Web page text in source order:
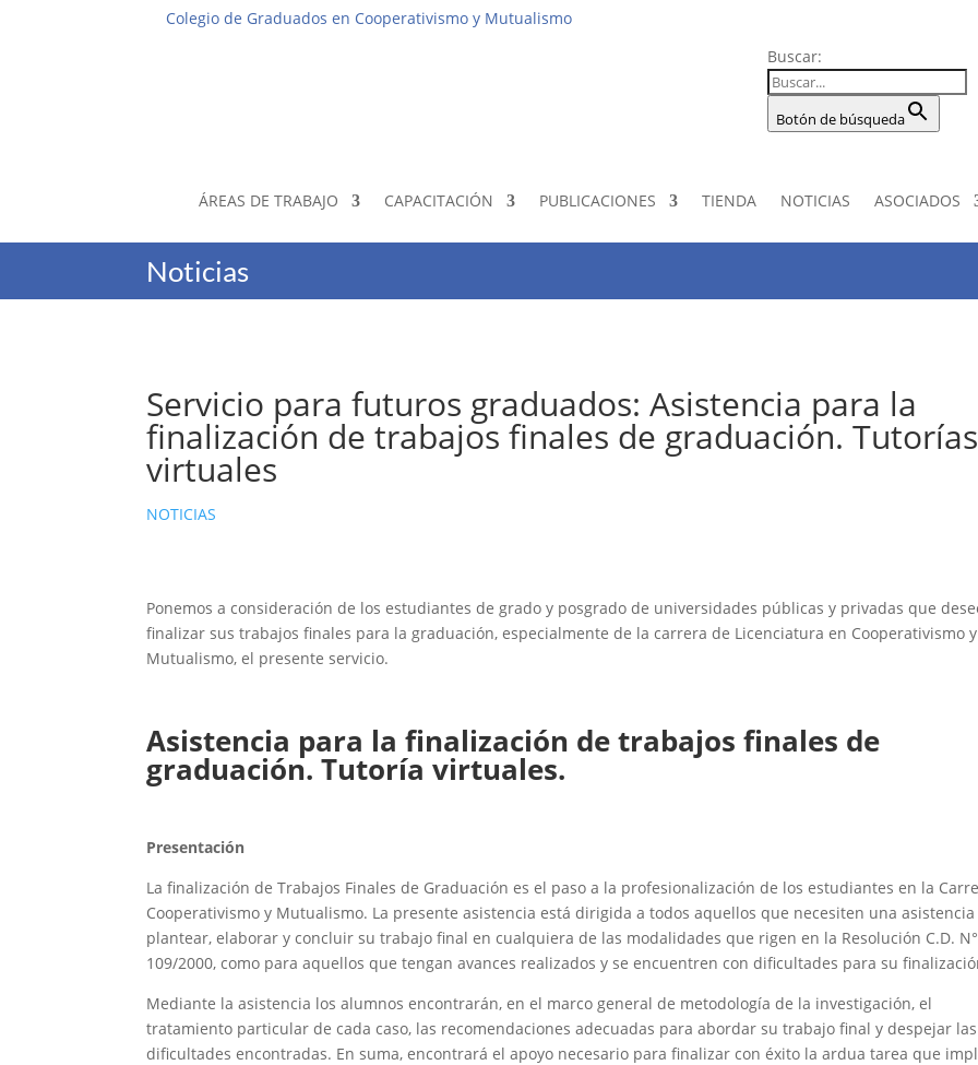
Colegio de Graduados en Cooperativismo y Mutualismo
Buscar:
Botón de búsqueda
ÁREAS DE TRABAJO CAPACITACIÓN PUBLICACIONES TIENDA NOTICIAS ASOCIADOS
Noticias
Servicio para futuros graduados: Asistencia para la
finalización de trabajos finales de graduación. Tutorías
virtuales
NOTICIAS
Ponemos a consideración de los estudiantes de grado y posgrado de universidades públicas y privadas que
finalizar sus trabajos finales para la graduación, especialmente de la carrera de Licenciatura en Cooperativismo y
Mutualismo, el presente servicio.
Asistencia para la finalización de trabajos finales de
graduación. Tutoría virtuales.
Presentación
La finalización de Trabajos Finales de Graduación es el paso a la profesionalización de los estudiantes en la
Cooperativismo y Mutualismo. La presente asistencia está dirigida a todos aquellos que necesiten una
plantear, elaborar y concluir su trabajo final en cualquiera de las modalidades que rigen en la Resolución C.D. N°
109/2000, como para aquellos que tengan avances realizados y se encuentren con dificultades para su
Mediante la asistencia los alumnos encontrarán, en el marco general de metodología de la investigación, el
tratamiento particular de cada caso, las recomendaciones adecuadas para abordar su trabajo final y despejar las
dificultades encontradas. En suma, encontrará el apoyo necesario para finalizar con éxito la ardua tarea que